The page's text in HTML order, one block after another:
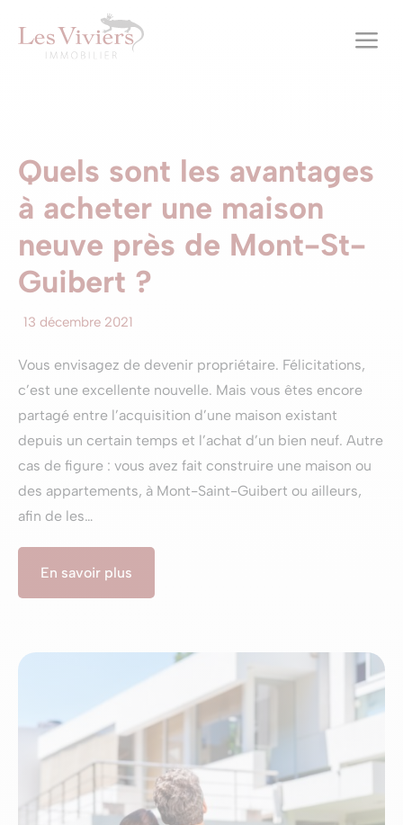
a
Quels sont les avantages
à acheter une maison
neuve près de Mont-St-
Guibert ?
13 décembre 2021
Vous envisagez de devenir propriétaire. Félicitations,
c’est une excellente nouvelle. Mais vous êtes encore
partagé entre l’acquisition d’une maison existant
depuis un certain temps et l’achat d’un bien neuf. Autre
cas de figure : vous avez fait construire une maison ou
des appartements, à Mont-Saint-Guibert ou ailleurs,
afin de les…
En savoir plus